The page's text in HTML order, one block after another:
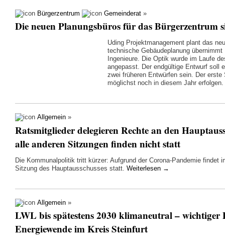
Bürgerzentrum Gemeinderat »
Die neuen Planungsbüros für das Bürgerzentrum
Uding Projektmanagement plant das
technische Gebäudeplanung übernimmt
Ingenieure. Die Optik wurde im Laufe
angepasst. Der endgültige Entwurf soll
zwei früheren Entwürfen sein. Der
möglichst noch in diesem Jahr erfolgen.
Allgemein »
Ratsmitglieder delegieren Rechte an den
alle anderen Sitzungen finden nicht statt
Die Kommunalpolitik tritt kürzer: Aufgrund der Corona-Pandemie findet
Sitzung des Hauptausschusses statt. Weiterlesen →
Allgemein »
LWL bis spätestens 2030 klimaneutral –
Energiewende im Kreis Steinfurt